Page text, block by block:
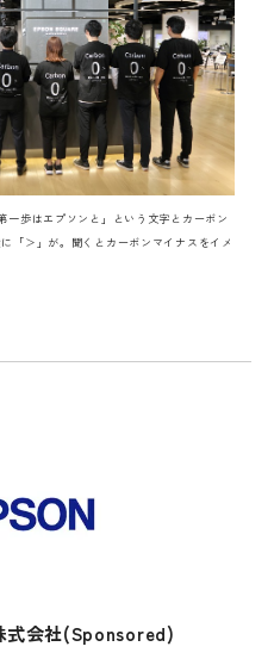
一歩はエプソンと」という文字とカーボン
「＞」が。聞くとカーボンマイナスをイメ
式会社(Sponsored)